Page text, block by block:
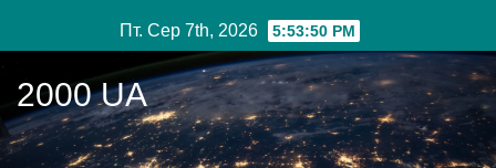
до
вмісту
Пт. Сер 7th, 2026 5:53:52 PM
2000 UA